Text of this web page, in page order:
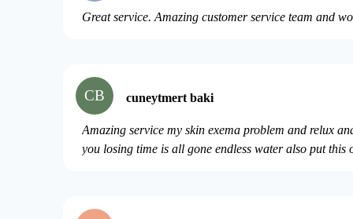
Great service. Amazing customer service team and
CB cuneytmert baki
Amazing service my skin exema problem and relux
you losing time is all gone endless water also put this